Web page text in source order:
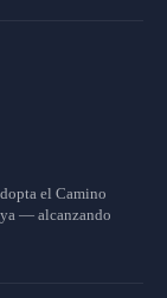
el Camino
— alcanzando